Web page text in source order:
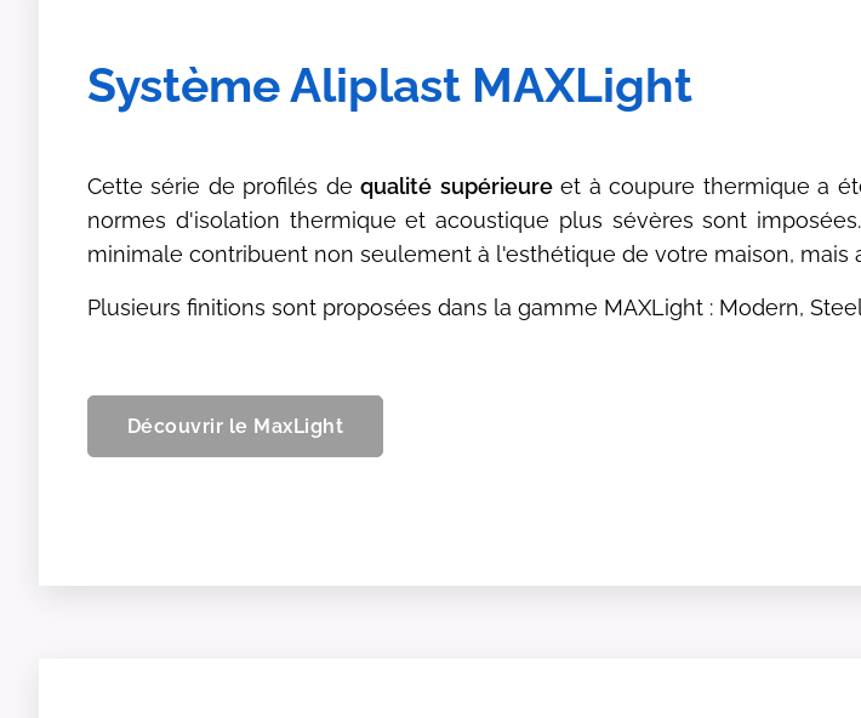
Système Aliplast MAXLight
Cette série de profilés dequalité supérieureet à coupure thermique a
normes d'isolation thermique et acoustique plus sévères sont
minimale contribuent non seulement à l'esthétique de votre maison, mais
Plusieurs finitions sont proposées dans la gamme MAXLight : Modern,
Découvrir le MaxLight